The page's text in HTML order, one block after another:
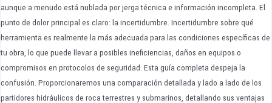
aunque a menudo está nublada por jerga técnica e información incompleta. El
punto de dolor principal es claro: la incertidumbre. Incertidumbre sobre qué
herramienta es realmente la más adecuada para las condiciones específicas de
tu obra, lo que puede llevar a posibles ineficiencias, daños en equipos o
compromisos en protocolos de seguridad. Esta guía completa despeja la
confusión. Proporcionaremos una comparación detallada y lado a lado de los
partidores hidráulicos de roca terrestres y submarinos, detallando sus ventajas